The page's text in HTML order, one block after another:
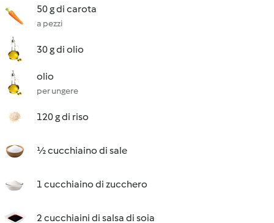
50 g di carota
a pezzi
30 g di olio
olio
per ungere
120 g di riso
½ cucchiaino di sale
1 cucchiaino di zucchero
2 cucchiaini di salsa di soia